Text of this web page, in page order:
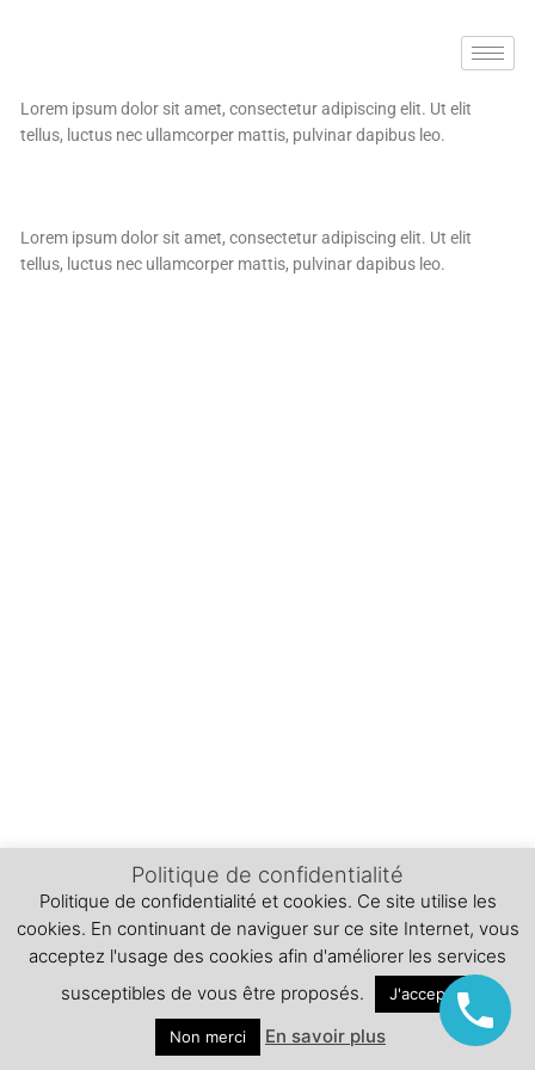
Lorem ipsum dolor sit amet, consectetur adipiscing elit. Ut elit
tellus, luctus nec ullamcorper mattis, pulvinar dapibus leo.
Lorem ipsum dolor sit amet, consectetur adipiscing elit. Ut elit
tellus, luctus nec ullamcorper mattis, pulvinar dapibus leo.
Politique de confidentialité
Politique de confidentialité et cookies. Ce site utilise les
cookies. En continuant de naviguer sur ce site Internet, vous
acceptez l'usage des cookies afin d'améliorer les services
susceptibles de vous être proposés.
J'accepte
Non merci En savoir plus